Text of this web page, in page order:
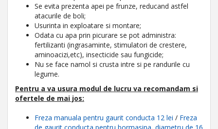
Se evita prezenta apei pe frunze, reducand astfel
atacurile de boli;
Usurinta in exploatare si montare;
Odata cu apa prin picurare se pot administra:
fertilizanti (ingrasaminte, stimulatori de crestere,
aminoacizi,etc), insecticide sau fungicide;
Nu se face namol si crusta intre si pe randurile cu
legume.
Pentru a va usura modul de lucru va recomandam si
ofertele de mai jos:
Freza manuala pentru gaurit conducta 12 lei / Freza